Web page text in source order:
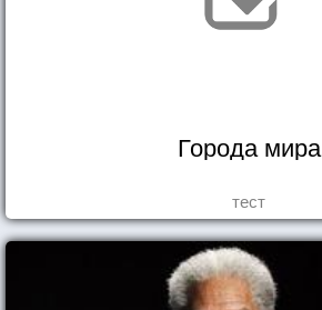
Города мира
тест